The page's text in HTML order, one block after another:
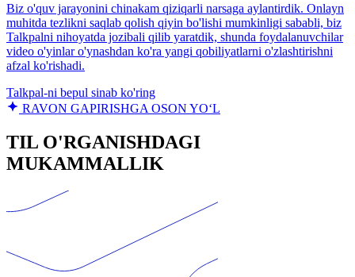
Biz o'quv jarayonini chinakam qiziqarli narsaga aylantirdik. Onlayn
muhitda tezlikni saqlab qolish qiyin bo'lishi mumkinligi sababli, biz
Talkpalni nihoyatda jozibali qilib yaratdik, shunda foydalanuvchilar
video o'yinlar o'ynashdan ko'ra yangi qobiliyatlarni o'zlashtirishni
afzal ko'rishadi.
Talkpal-ni bepul sinab ko'ring
RAVON GAPIRISHGA OSON YO‘L
TIL O'RGANISHDAGI
MUKAMMALLIK